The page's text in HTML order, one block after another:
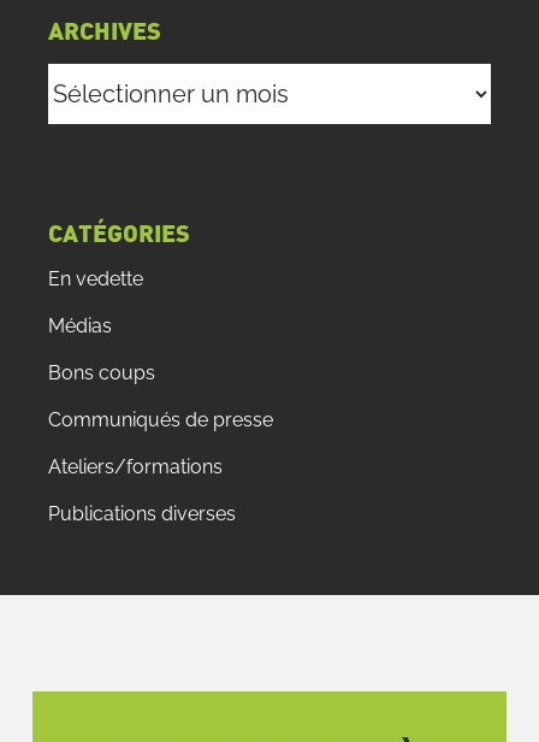
ARCHIVES
CATÉGORIES
En vedette
Médias
Bons coups
Communiqués de presse
Ateliers/formations
Publications diverses